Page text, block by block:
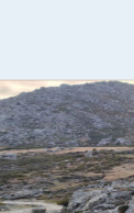
d’Orient et